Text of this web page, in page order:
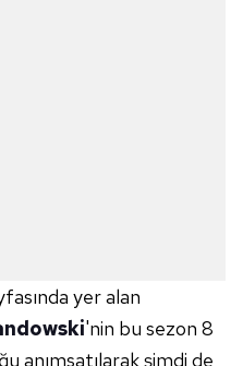
yer alan
'nin bu sezon 8
anımsatılarak şimdi de